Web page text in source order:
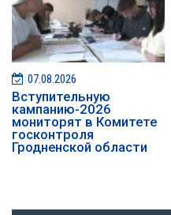
07.08.2026
️️Вступительную
кампанию-2026
мониторят в Комитете
госконтроля
Гродненской области